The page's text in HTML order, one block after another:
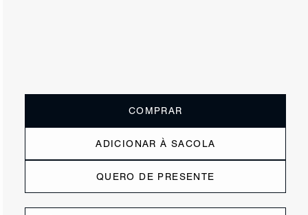
COMPRAR
ADICIONAR À SACOLA
QUERO DE PRESENTE